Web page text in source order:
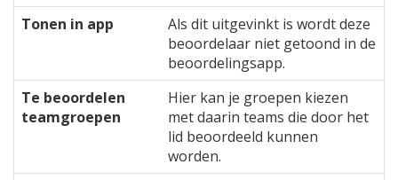
Tonen in app
Als dit uitgevinkt is wordt deze
beoordelaar niet getoond in de
beoordelingsapp.
Te beoordelen
teamgroepen
Hier kan je groepen kiezen
met daarin teams die door het
lid beoordeeld kunnen
worden.